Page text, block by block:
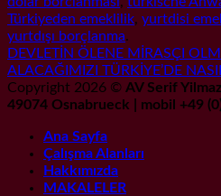
Türkiyeden emeklilik, yurtdisi
yurtdışı borçlanma.
DEVLETİN ÖLENE MİRASÇI
ALACAĞIMIZI TÜRKİYE’DE
Copyright 2026 © AV Serif
49074 Osnabrueck | mobil +49
Ana Sayfa
Çalışma Alanları
Hakkımızda
MAKALELER